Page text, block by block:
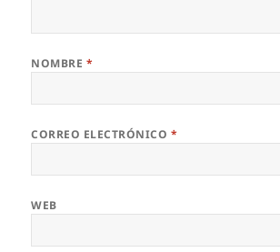
NOMBRE *
CORREO ELECTRÓNICO *
WEB